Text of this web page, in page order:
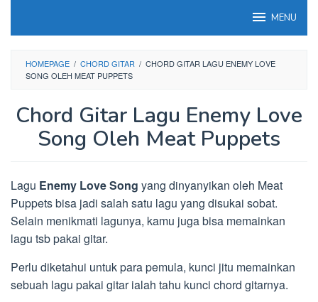
MENU
HOMEPAGE / CHORD GITAR / CHORD GITAR LAGU ENEMY LOVE
SONG OLEH MEAT PUPPETS
Chord Gitar Lagu Enemy Love
Song Oleh Meat Puppets
Lagu Enemy Love Song yang dinyanyikan oleh Meat
Puppets bisa jadi salah satu lagu yang disukai sobat.
Selain menikmati lagunya, kamu juga bisa memainkan
lagu tsb pakai gitar.
Perlu diketahui untuk para pemula, kunci jitu memainkan
sebuah lagu pakai gitar ialah tahu kunci chord gitarnya.